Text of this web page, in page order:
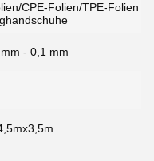
CPE-Folien/TPE-Folien
- 0,1 mm